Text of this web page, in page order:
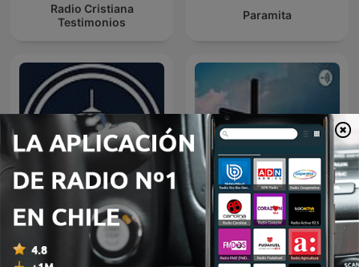
Radio Cristiana
Testimonios
Paramita
Predicaciones Cristianas Reflexiones Cristianas